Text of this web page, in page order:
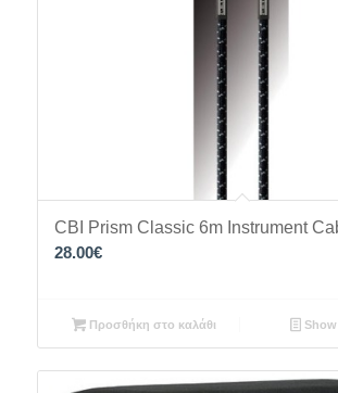
CBI Prism Classic 6m Instrument
28.00€
Προσθήκη στο καλάθι